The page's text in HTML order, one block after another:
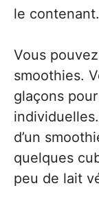
le contenant.
Vous
smoothies.
glaçons
d’un
quelques
peu de lait